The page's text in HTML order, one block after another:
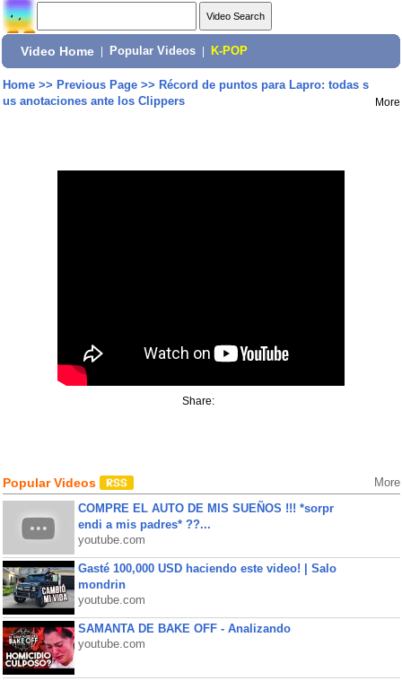
Video Home Popular Videos K-POP
Home>> Previous Page>> Récord de puntos para Lapro: todas s
us anotaciones ante los Clippers
More
Share:
Popular Videos More
COMPRE EL AUTO DE MIS SUEÑOS !!! *sorpr
endi a mis padres* ??...
youtube.com
Gasté 100,000 USD haciendo este video! | Salo
mondrin
youtube.com
SAMANTA DE BAKE OFF - Analizando
youtube.com